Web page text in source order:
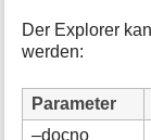
Der Explorer
werden:
Parameter
–docno